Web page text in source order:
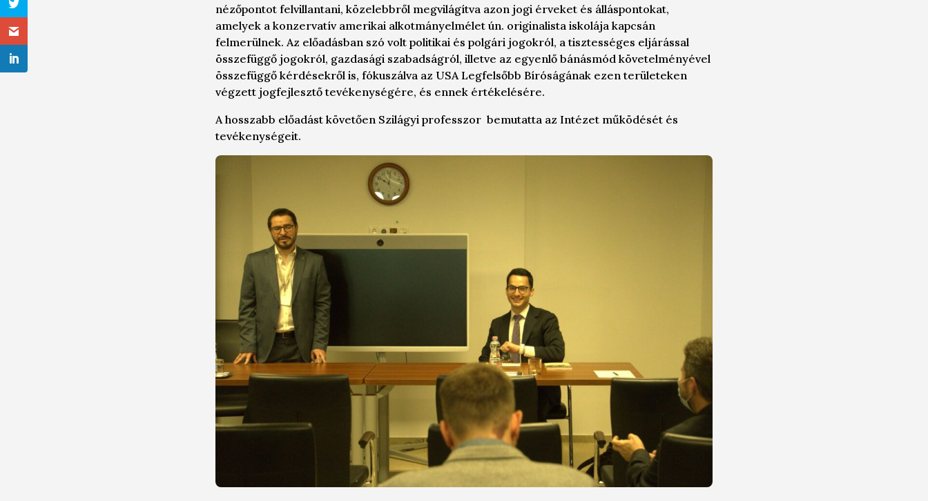
nézőpontot felvillantani, közelebbről megvilágítva azon jogi érveket és álláspontokat,
amelyek a konzervatív amerikai alkotmányelmélet ún. originalista iskolája kapcsán
felmerülnek. Az előadásban szó volt politikai és polgári jogokról, a tisztességes eljárással
összefüggő jogokról, gazdasági szabadságról, illetve az egyenlő bánásmód követelményével
összefüggő kérdésekről is, fókuszálva az USA Legfelsőbb Bíróságának ezen területeken
végzett jogfejlesztő tevékenységére, és ennek értékelésére.
A hosszabb előadást követően Szilágyi professzor bemutatta az Intézet működését és
tevékenységeit.